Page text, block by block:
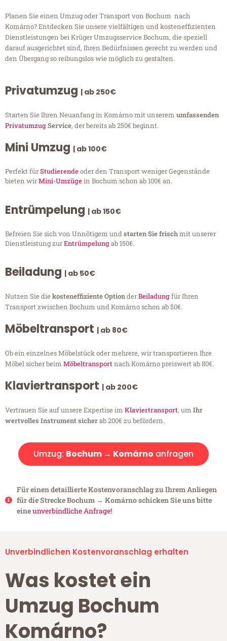
Planen Sie einen Umzug oder Transport von Bochum nach
Komárno? Entdecken Sie unsere vielfältigen und kosteneffizienten
Dienstleistungen bei Krüger Umzugsservice Bochum, die speziell
darauf ausgerichtet sind, Ihren Bedürfnissen gerecht zu werden und
den Übergang so reibungslos wie möglich zu gestalten.
Privatumzug | ab 250€
Starten Sie Ihren Neuanfang in Komárno mit unserem umfassenden
PrivatumzugService, der bereits ab 250€ beginnt.
Mini Umzug | ab 100€
Perfekt fürStudierendeoder den Transport weniger Gegenstände
bieten wirMini-Umzügein Bochum schon ab 100€ an.
Entrümpelung | ab 150€
Befreien Sie sich von Unnötigem undstarten Sie frischmit unserer
Dienstleistung zurEntrümpelungab 150€.
Beiladung | ab 50€
Nutzen Sie diekosteneffiziente OptionderBeiladungfür Ihren
Transport zwischen Bochum und Komárno schon ab 50€.
Möbeltransport | ab 80€
Ob ein einzelnes Möbelstück oder mehrere, wir transportieren Ihre
Möbel sicher beim Möbeltransportnach Komárno preiswert ab 80€.
Klaviertransport | ab 200€
Vertrauen Sie auf unsere Expertise im Klaviertransport, um Ihr
wertvolles Instrument sicherab 200€ zu befördern.
Umzug: Bochum → Komárno anfragen
Für einen detaillierte Kostenvoranschlag zu Ihrem Anliegen
für die Strecke Bochum → Komárno schicken Sie uns bitte
eineunverbindliche Anfrage!
Unverbindlichen Kostenvoranschlag erhalten
Was kostet ein
Umzug Bochum
Komárno?